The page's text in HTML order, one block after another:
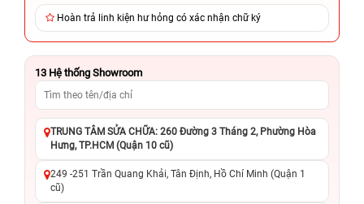
Hoàn trả linh kiện hư hỏng có xác nhận chữ ký
13 Hệ thống Showroom
TRUNG TÂM SỬA CHỮA: 260 Đường 3 Tháng 2, Phường Hòa
Hưng, TP.HCM (Quận 10 cũ)
249 -251 Trần Quang Khải, Tân Định, Hồ Chí Minh (Quận 1
cũ)